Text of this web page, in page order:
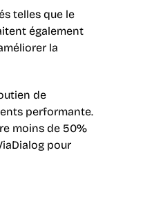
telles que le
également
la
de
performante.
moins de 50%
pour